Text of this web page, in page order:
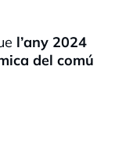
l’any 2024
del comú